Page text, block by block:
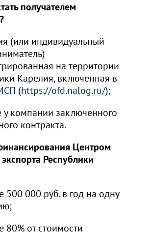
получателем
(или индивидуальный
на территории
Карелия, включенная в
(https://ofd.nalog.ru/);
у компании заключенного
контракта.
Центром
Республики
500 000 руб. в год на одну
80% от стоимости